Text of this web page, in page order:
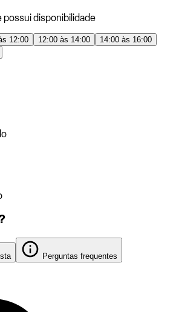
possui disponibilidade
12:00 12:00 às 14:00
14:00 às 16:00
Perguntas frequentes